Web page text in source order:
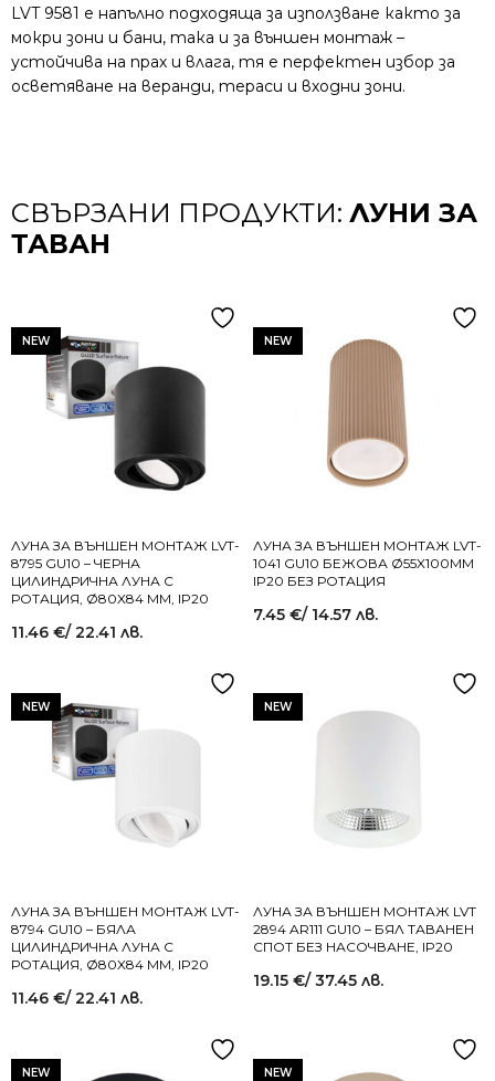
LVT 9581 е напълно подходяща за използване както за
мокри зони и бани, така и за външен монтаж –
устойчива на прах и влага, тя е перфектен избор за
осветяване на веранди, тераси и входни зони.
СВЪРЗАНИ ПРОДУКТИ: ЛУНИ ЗА
ТАВАН
NEW
ЛУНА ЗА ВЪНШЕН МОНТАЖ LVT-
8795 GU10 – ЧЕРНА
ЦИЛИНДРИЧНА ЛУНА С
РОТАЦИЯ, Ø80X84 MM, IP20
11.46 €/ 22.41 лв.
NEW
ЛУНА ЗА ВЪНШЕН МОНТАЖ LVT-
1041 GU10 БЕЖОВА Ø55X100MM
IP20 БЕЗ РОТАЦИЯ
7.45 €/ 14.57 лв.
NEW
ЛУНА ЗА ВЪНШЕН МОНТАЖ LVT-
8794 GU10 – БЯЛА
ЦИЛИНДРИЧНА ЛУНА С
РОТАЦИЯ, Ø80X84 MM, IP20
11.46 €/ 22.41 лв.
NEW
ЛУНА ЗА ВЪНШЕН МОНТАЖ LVT
2894 AR111 GU10 – БЯЛ ТАВАНЕН
СПОТ БЕЗ НАСОЧВАНЕ, IP20
19.15 €/ 37.45 лв.
NEW NEW